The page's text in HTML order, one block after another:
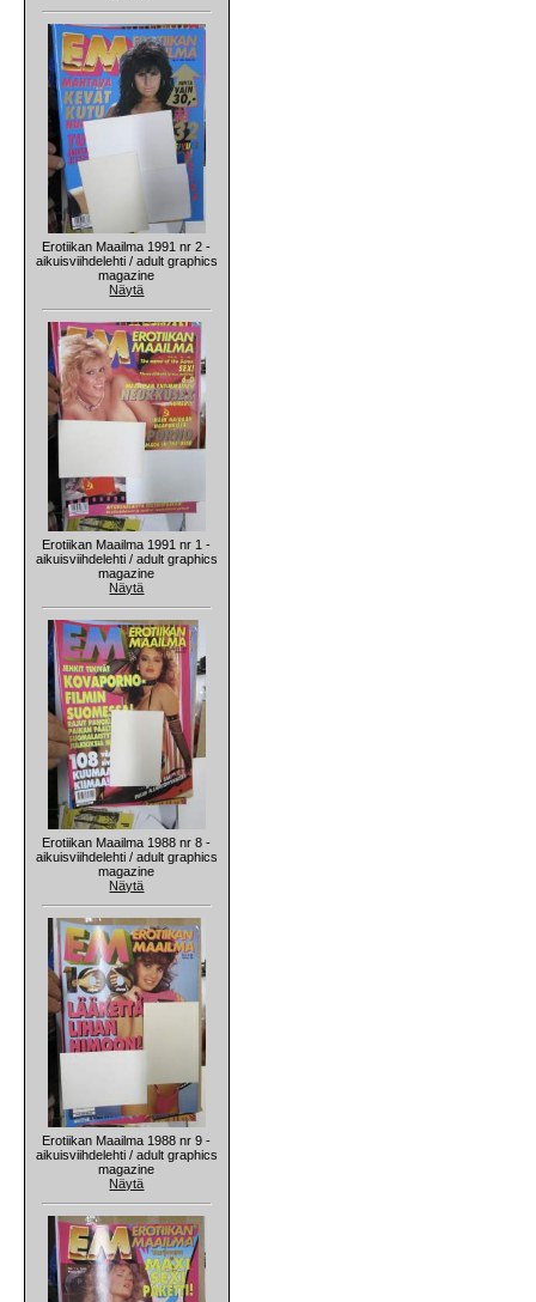
Erotiikan Maailma 1991 nr 2 -
aikuisviihdelehti / adult graphics
magazine
Näytä
Erotiikan Maailma 1991 nr 1 -
aikuisviihdelehti / adult graphics
magazine
Näytä
Erotiikan Maailma 1988 nr 8 -
aikuisviihdelehti / adult graphics
magazine
Näytä
Erotiikan Maailma 1988 nr 9 -
aikuisviihdelehti / adult graphics
magazine
Näytä